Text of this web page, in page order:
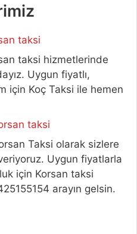
taksi
taksi hizmetlerinde
Uygun fiyatlı,
için Koç Taksi ile hemen
taksi
Taksi olarak sizlere
Uygun fiyatlarla
için Korsan taksi
arayın gelsin.